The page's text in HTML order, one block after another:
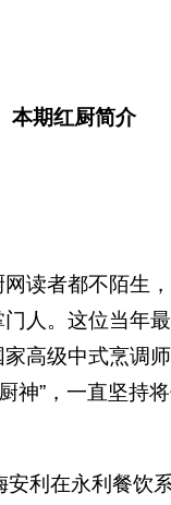
本期红厨简介
读者都不陌生
人。这位当年
高级中式烹调
神”，一直坚持
安利在永利餐饮